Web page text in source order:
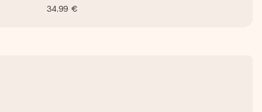
34,99 €